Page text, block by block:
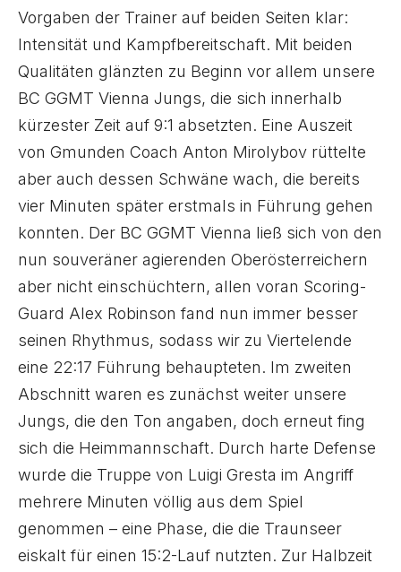
Vorgaben der Trainer auf beiden Seiten klar:
Intensität und Kampfbereitschaft. Mit beiden
Qualitäten glänzten zu Beginn vor allem unsere
BC GGMT Vienna Jungs, die sich innerhalb
kürzester Zeit auf 9:1 absetzten. Eine Auszeit
von Gmunden Coach Anton Mirolybov rüttelte
aber auch dessen Schwäne wach, die bereits
vier Minuten später erstmals in Führung gehen
konnten. Der BC GGMT Vienna ließ sich von den
nun souveräner agierenden Oberösterreichern
aber nicht einschüchtern, allen voran Scoring-
Guard Alex Robinson fand nun immer besser
seinen Rhythmus, sodass wir zu Viertelende
eine 22:17 Führung behaupteten. Im zweiten
Abschnitt waren es zunächst weiter unsere
Jungs, die den Ton angaben, doch erneut fing
sich die Heimmannschaft. Durch harte Defense
wurde die Truppe von Luigi Gresta im Angriff
mehrere Minuten völlig aus dem Spiel
genommen – eine Phase, die die Traunseer
eiskalt für einen 15:2-Lauf nutzten. Zur Halbzeit